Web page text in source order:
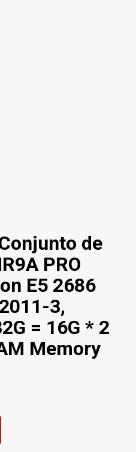
de
PRO
E5 2686
3,
= 16G * 2
Memory